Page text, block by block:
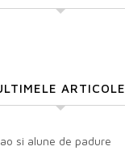
ARTICOLE
si alune de padure